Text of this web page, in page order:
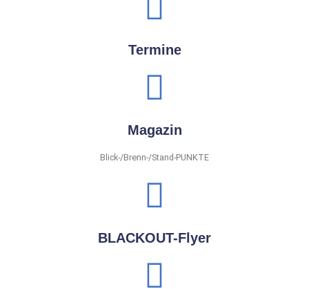
Termine
Magazin
Blick-/Brenn-/Stand-PUNKTE
BLACKOUT-Flyer